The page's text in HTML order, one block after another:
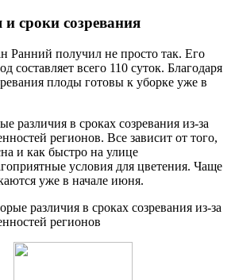
сроки созревания
Ранний получил не просто так. Его
составляет всего 110 суток. Благодаря
плоды готовы к уборке уже в
различия в сроках созревания из-за
регионов. Все зависит от того,
и как быстро на улице
условия для цветения. Чаще
уже в начале июня.